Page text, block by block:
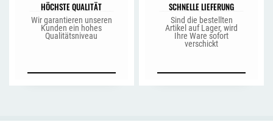
HÖCHSTE QUALITÄT
Wir garantieren unseren
Kunden ein hohes
Qualitätsniveau
SCHNELLE LIEFERUNG
Sind die bestellten
Artikel auf Lager, wird
Ihre Ware sofort
verschickt